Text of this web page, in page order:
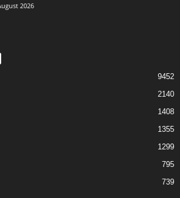
2026
9452
2140
1408
1355
1299
795
739